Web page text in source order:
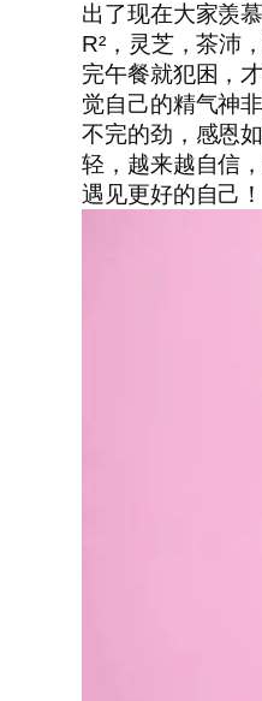
出了现在大家羡
R²，灵芝，茶沛
完午餐就犯困，
觉自己的精气神
不完的劲，感恩
轻，越来越自信
遇见更好的自己！